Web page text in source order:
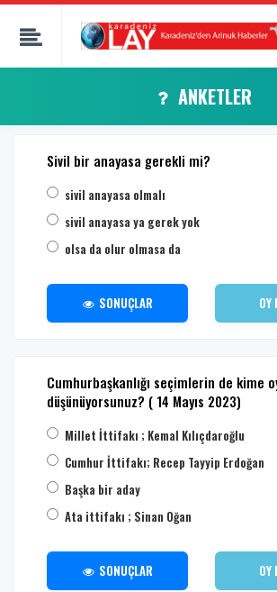
ANKETLER
Sivil bir anayasa gerekli mi?
sivil anayasa olmalı
sivil anayasa ya gerek yok
olsa da olur olmasa da
SONUÇLAR OY
Cumhurbaşkanlığı seçimlerin de kime
düşünüyorsunuz? ( 14 Mayıs 2023)
Millet İttifakı ; Kemal Kılıçdaroğlu
Cumhur İttifakı; Recep Tayyip Erdoğan
Başka bir aday
Ata ittifakı ; Sinan Oğan
SONUÇLAR OY